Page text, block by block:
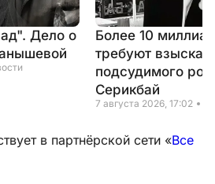
Дело о
Более 10
требуют
подсудимого
Серикбай
7 августа 2026, 17:02
в партнёрской сети «Все